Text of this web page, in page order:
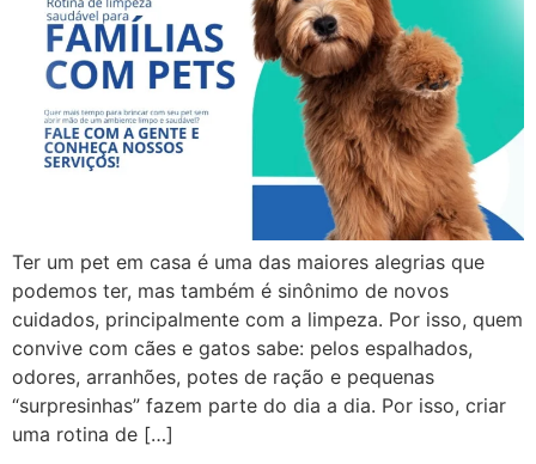
Ter um pet em casa é uma das maiores alegrias que
podemos ter, mas também é sinônimo de novos
cuidados, principalmente com a limpeza. Por isso, quem
convive com cães e gatos sabe: pelos espalhados,
odores, arranhões, potes de ração e pequenas
“surpresinhas” fazem parte do dia a dia. Por isso, criar
uma rotina de […]